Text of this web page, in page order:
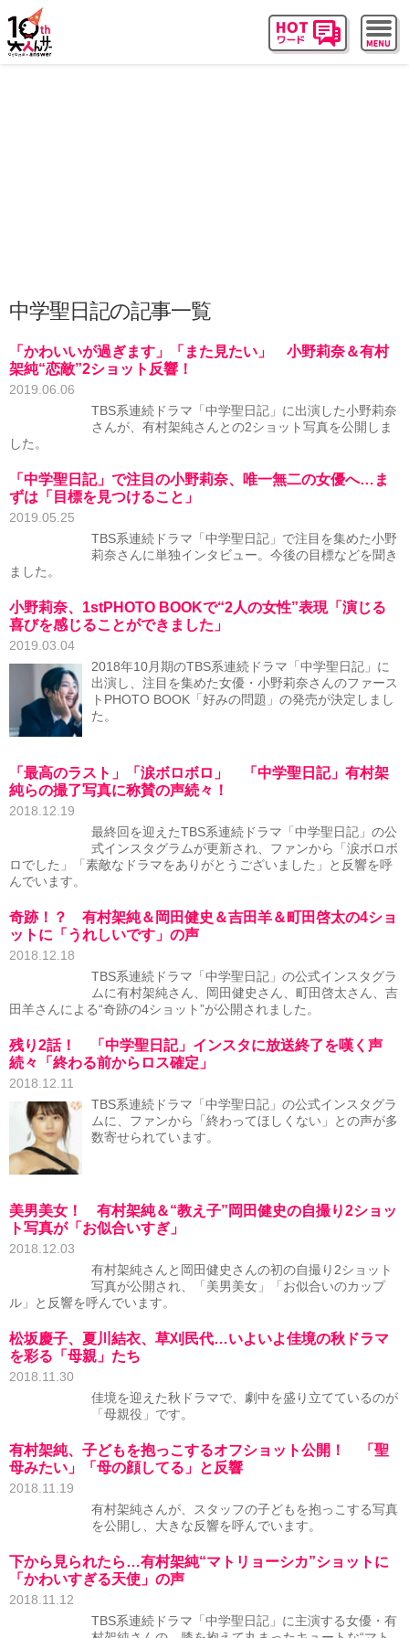
中学聖日記の記事一覧
「かわいいが過ぎます」「また見たい」 小野莉奈＆有村
架純“恋敵”2ショット反響！
2019.06.06
TBS系連続ドラマ「中学聖日記」に出演した小野莉奈
さんが、有村架純さんとの2ショット写真を公開しま
した。
「中学聖日記」で注目の小野莉奈、唯一無二の女優へ…ま
ずは「目標を見つけること」
2019.05.25
TBS系連続ドラマ「中学聖日記」で注目を集めた小野
莉奈さんに単独インタビュー。今後の目標などを聞き
ました。
小野莉奈、1stPHOTO BOOKで“2人の女性”表現「演じる
喜びを感じることができました」
2019.03.04
2018年10月期のTBS系連続ドラマ「中学聖日記」に
出演し、注目を集めた女優・小野莉奈さんのファース
トPHOTO BOOK「好みの問題」の発売が決定しまし
た。
「最高のラスト」「涙ボロボロ」 「中学聖日記」有村架
純らの撮了写真に称賛の声続々！
2018.12.19
最終回を迎えたTBS系連続ドラマ「中学聖日記」の公
式インスタグラムが更新され、ファンから「涙ボロボ
ロでした」「素敵なドラマをありがとうございました」と反響を呼
んでいます。
奇跡！？ 有村架純＆岡田健史＆吉田羊＆町田啓太の4ショ
ットに「うれしいです」の声
2018.12.18
TBS系連続ドラマ「中学聖日記」の公式インスタグラ
ムに有村架純さん、岡田健史さん、町田啓太さん、吉
田羊さんによる“奇跡の4ショット”が公開されました。
残り2話！ 「中学聖日記」インスタに放送終了を嘆く声
続々「終わる前からロス確定」
2018.12.11
TBS系連続ドラマ「中学聖日記」の公式インスタグラ
ムに、ファンから「終わってほしくない」との声が多
数寄せられています。
美男美女！ 有村架純＆“教え子”岡田健史の自撮り2ショッ
ト写真が「お似合いすぎ」
2018.12.03
有村架純さんと岡田健史さんの初の自撮り2ショット
写真が公開され、「美男美女」「お似合いのカップ
ル」と反響を呼んでいます。
松坂慶子、夏川結衣、草刈民代…いよいよ佳境の秋ドラマ
を彩る「母親」たち
2018.11.30
佳境を迎えた秋ドラマで、劇中を盛り立てているのが
「母親役」です。
有村架純、子どもを抱っこするオフショット公開！ 「聖
母みたい」「母の顔してる」と反響
2018.11.19
有村架純さんが、スタッフの子どもを抱っこする写真
を公開し、大きな反響を呼んでいます。
下から見られたら…有村架純“マトリョーシカ”ショットに
「かわいすぎる天使」の声
2018.11.12
TBS系連続ドラマ「中学聖日記」に主演する女優・有